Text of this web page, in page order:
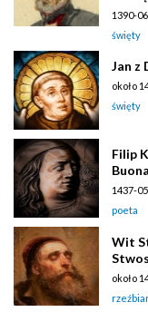
1390-
święty
Jan z
około
święty
Filip
1437-
poeta
Wit
około